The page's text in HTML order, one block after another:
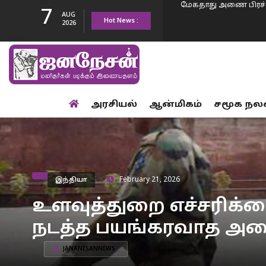
7
AUG
2026
Hot News :
உயர தான்
2 நாட்களில் மட்டும்
ஒழுங்கு முழு…
நீட் வினாத்தாள்….
முயல்கின்றனர் -
மேகதாது அணை
கலைக்க வேண்டும் –
அரசியல் ஆன்மிகம் சமூக
இந்தியா February 21, 2026
உளவுத்துறை
நடத்த பயங்கரவாத
JANANESANNEWS